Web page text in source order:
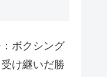
ボクシング
け継いだ勝